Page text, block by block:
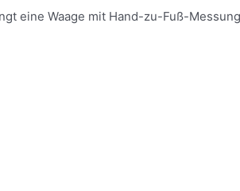
eine Waage mit Hand-zu-Fuß-